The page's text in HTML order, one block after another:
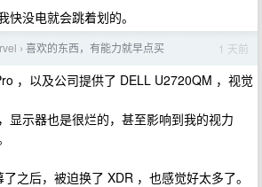
没电就会跳着划的。
› 喜欢的东西，有能力就早点买 1 天前
，以及公司提供了 DELL U2720QM ，视觉
显示器也是很烂的，甚至影响到我的视力
之后，被迫换了 XDR ，也感觉好太多了。